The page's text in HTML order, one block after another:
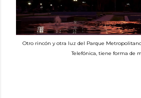
Otro rincón y otra luz del Parque
Telefónica, tiene forma de